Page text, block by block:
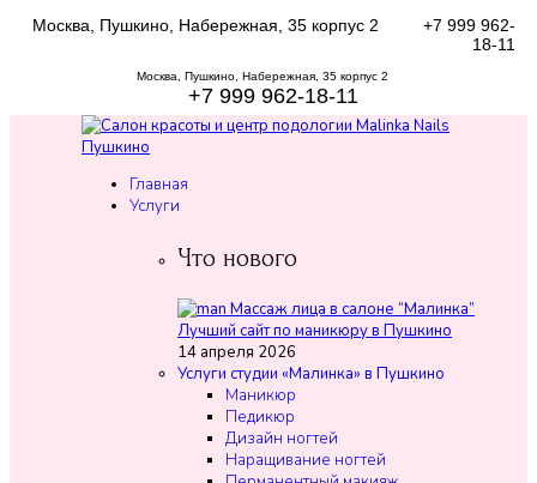
Москва, Пушкино, Набережная, 35 корпус 2
+7 999 962-
18-11
Москва, Пушкино, Набережная, 35 корпус 2
+7 999 962-18-11
Главная
Услуги
Что нового
Лучший сайт по маникюру в Пушкино
14 апреля 2026
Услуги студии «Малинка» в Пушкино
Маникюр
Педикюр
Дизайн ногтей
Наращивание ногтей